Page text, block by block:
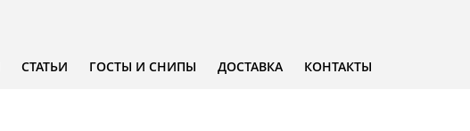
СТАТЬИ ГОСТЫ И СНИПЫ ДОСТАВКА КОНТАКТЫ